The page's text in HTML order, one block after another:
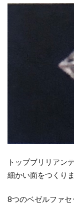
トップブリリアン
細かい面をつくりま
8つのベゼルファ